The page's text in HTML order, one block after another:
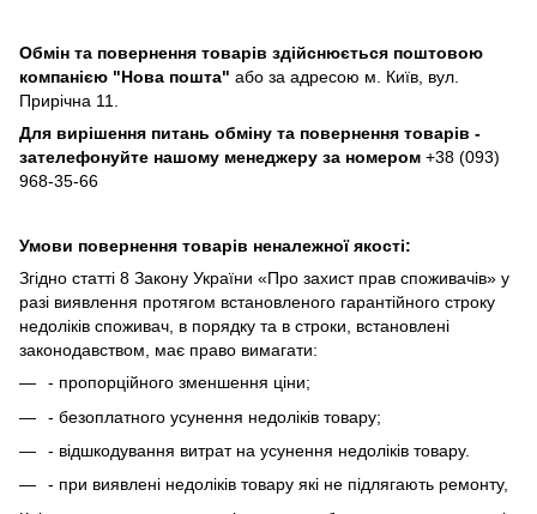
Обмін та повернення товарів здійснюється поштовою
компанією "Нова пошта" або за адресою м. Київ, вул.
Прирічна 11.
Для вирішення питань обміну та повернення товарів -
зателефонуйте нашому менеджеру за номером +38 (093)
968-35-66
Умови повернення товарів неналежної якості:
Згідно статті 8 Закону України «Про захист прав споживачів» у
разі виявлення протягом встановленого гарантійного строку
недоліків споживач, в порядку та в строки, встановлені
законодавством, має право вимагати:
- пропорційного зменшення ціни;
- безоплатного усунення недоліків товару;
- відшкодування витрат на усунення недоліків товару.
- при виявлені недоліків товару які не підлягають ремонту,